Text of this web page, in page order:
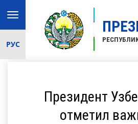
Toggle
navigation
РУС
Президент
отметил